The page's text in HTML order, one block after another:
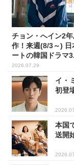
チョン・へイン2
作！来週(8/3～) 日
ートの韓国ドラマ
2026.07.29
イ・
初登
本国
送開